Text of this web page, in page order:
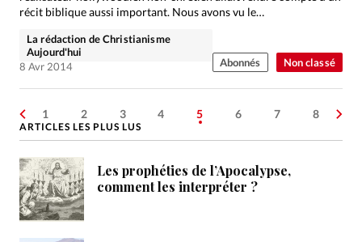
Non classé
récit biblique aussi important. Nous avons vu le…
La rédaction de Christianisme
Aujourd'hui
8 Avr 2014
Abonnés
1 2 3 4 5 6 7 8
ARTICLES LES PLUS LUS
Les prophéties de l’Apocalypse,
comment les interpréter ?